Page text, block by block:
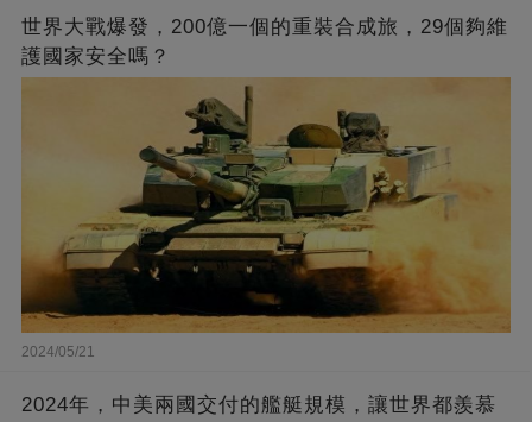
世界大戰爆發，200億一個的重裝合成旅，29個夠維
護國家安全嗎？
2024/05/21
2024年，中美兩國交付的艦艇規模，讓世界都羨慕